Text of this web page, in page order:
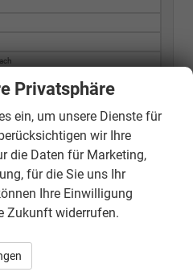
Comfort
Comfort+
Privatsphäre
ein, um unsere Dienste für
wir Ihre
die Daten für Marketing,
für die Sie uns Ihr
Ihre Einwilligung
Zukunft widerrufen.